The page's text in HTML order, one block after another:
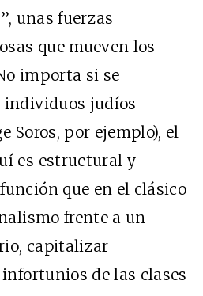
unas fuerzas
que mueven los
importa si se
individuos judíos
Soros, por ejemplo), el
es estructural y
que en el clásico
frente a un
capitalizar
de las clases